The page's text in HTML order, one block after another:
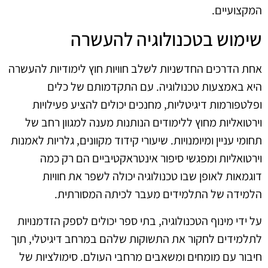
המקצועיים.
שימוש בטכנולוגיה להעשרה
אחת הדרכים החדשניות לשלב חוויות חוץ לימודיות להעשרה
היא באמצעות טכנולוגיה. עם התקדמותם של כלים
ופלטפורמות דיגיטליות, מחנכים יכולים להציע פעילויות
וירטואליות מחוץ ללימודים הנותנות מענה למגוון רחב של
תחומי עניין ומיומנויות. שיעורי קידוד מקוונים, גלריות לאמנות
וירטואליות ומפגשי סיפור אינטראקטיביים הם רק כמה
דוגמאות לאופן שבו טכנולוגיה יכולה לשפר את חוויות
הלמידה של התלמידים מעבר לכיתה המסורתית.
על ידי מינוף הטכנולוגיה, בתי ספר יכולים לספק הזדמנויות
לתלמידים לחקור את התשוקות שלהם במרחב דיגיטלי, תוך
חיבור עם מומחים ומשאבים מרחבי העולם. סימולציות של